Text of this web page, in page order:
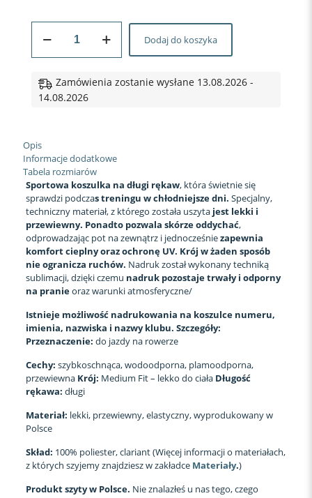
Koszulka
#24
Błękitny
Dodaj do koszyka
Zamówienia zostanie wysłane 13.08.2026 -
14.08.2026
Opis
Informacje dodatkowe
Tabela rozmiarów
Sportowa koszulka na długi rękaw, która świetnie się
sprawdzi podczas treningu w chłodniejsze dni. Specjalny,
techniczny materiał, z którego została uszyta jest lekki i
przewiewny. Ponadto pozwala skórze oddychać,
odprowadzając pot na zewnątrz i jednocześniezapewnia
komfort cieplny oraz ochronę UV. Krój w żaden sposób
nie ogranicza ruchów. Nadruk został wykonany techniką
sublimacji, dzięki czemu nadruk pozostaje trwały i odporny
na pranieoraz warunki atmosferyczne/
Istnieje możliwość nadrukowania na koszulce numeru,
imienia, nazwiska i nazwy klubu. Szczegóły:
Przeznaczenie: do jazdy na rowerze
Cechy: szybkoschnąca, wodoodporna, plamoodporna,
przewiewna Krój: Medium Fit – lekko do ciała Długość
rękawa: długi
Materiał: lekki, przewiewny, elastyczny, wyprodukowany w
Polsce
Skład: 100% poliester, clariant (Więcej informacji o materiałach,
z których szyjemy znajdziesz w zakładce Materiały.)
Produkt szyty w Polsce. Nie znalazłeś u nas tego, czego